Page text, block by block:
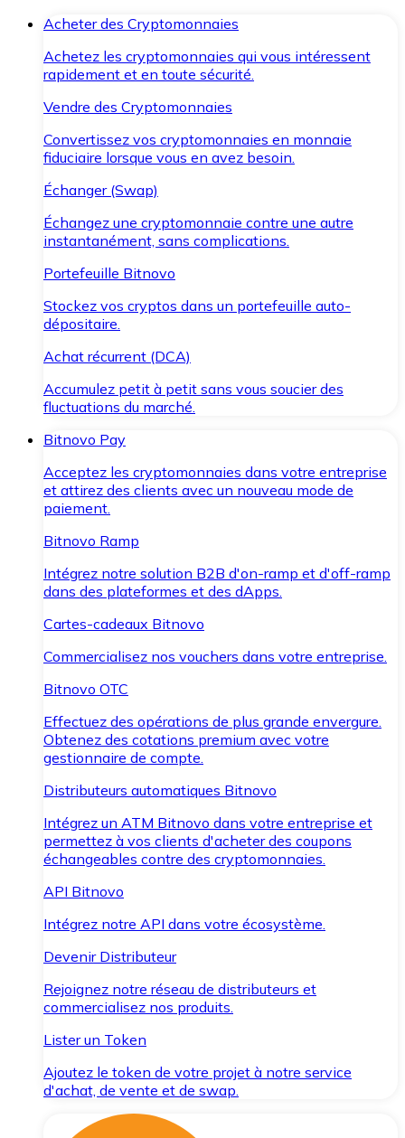
Acheter des Cryptomonnaies
Achetez les cryptomonnaies qui vous intéressent
rapidement et en toute sécurité.
Vendre des Cryptomonnaies
Convertissez vos cryptomonnaies en monnaie
fiduciaire lorsque vous en avez besoin.
Échanger (Swap)
Échangez une cryptomonnaie contre une autre
instantanément, sans complications.
Portefeuille Bitnovo
Stockez vos cryptos dans un portefeuille auto-
dépositaire.
Achat récurrent (DCA)
Accumulez petit à petit sans vous soucier des
fluctuations du marché.
Bitnovo Pay
Acceptez les cryptomonnaies dans votre entreprise
et attirez des clients avec un nouveau mode de
paiement.
Bitnovo Ramp
Intégrez notre solution B2B d'on-ramp et d'off-ramp
dans des plateformes et des dApps.
Cartes-cadeaux Bitnovo
Commercialisez nos vouchers dans votre entreprise.
Bitnovo OTC
Effectuez des opérations de plus grande envergure.
Obtenez des cotations premium avec votre
gestionnaire de compte.
Distributeurs automatiques Bitnovo
Intégrez un ATM Bitnovo dans votre entreprise et
permettez à vos clients d'acheter des coupons
échangeables contre des cryptomonnaies.
API Bitnovo
Intégrez notre API dans votre écosystème.
Devenir Distributeur
Rejoignez notre réseau de distributeurs et
commercialisez nos produits.
Lister un Token
Ajoutez le token de votre projet à notre service
d'achat, de vente et de swap.